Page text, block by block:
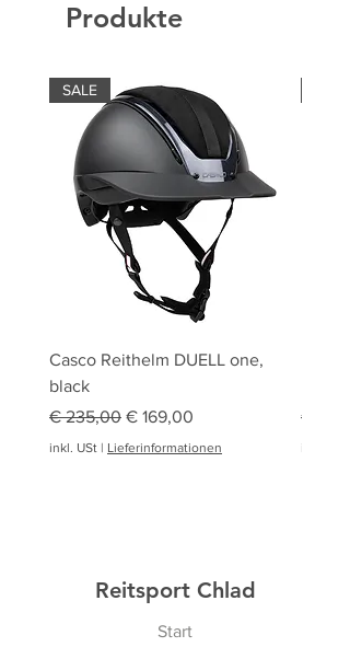
Produkte
SALE
Casco Reithelm DUELL one,
black
Standardpreis
€ 235,00 Sale-Preis
€ 169,00
inkl. USt | Lieferinformationen
€
Reitsport Chlad
Start